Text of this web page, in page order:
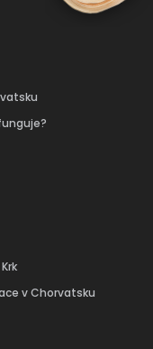
v Chorvatsku